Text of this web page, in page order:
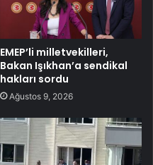
EMEP’li milletvekilleri,
Bakan Işıkhan’a sendikal
hakları sordu
Ağustos 9, 2026